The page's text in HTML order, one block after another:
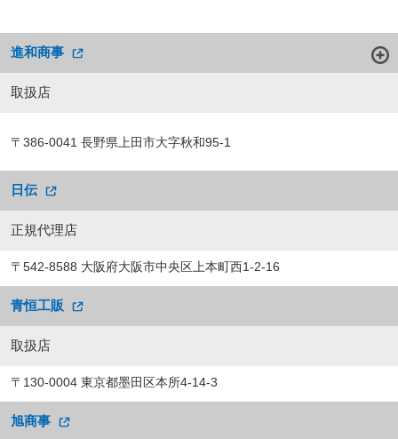
進和商事
取扱店
〒386-0041 長野県上田市大字秋和95-1
日伝
正規代理店
〒542-8588 大阪府大阪市中央区上本町西1-2-16
青恒工販
取扱店
〒130-0004 東京都墨田区本所4-14-3
旭商事